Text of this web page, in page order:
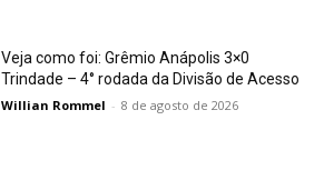
Veja como foi: Grêmio Anápolis 3×0
Trindade – 4° rodada da Divisão de Acesso
Willian Rommel - 8 de agosto de 2026